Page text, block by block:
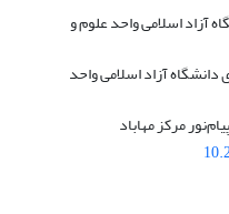
آزاد اسلامی واحد علوم و
دانشگاه آزاد اسلامی واحد
مرکز مهاباد